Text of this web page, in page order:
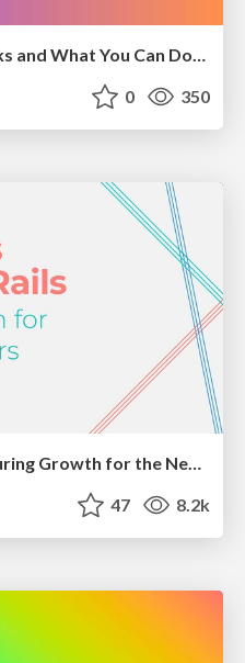
Why Your Marketing Sucks and What You Can Do About It - Sophie Logan
0 350
The Success of Rails: Ensuring Growth for the Next 100 Years
47 8.2k